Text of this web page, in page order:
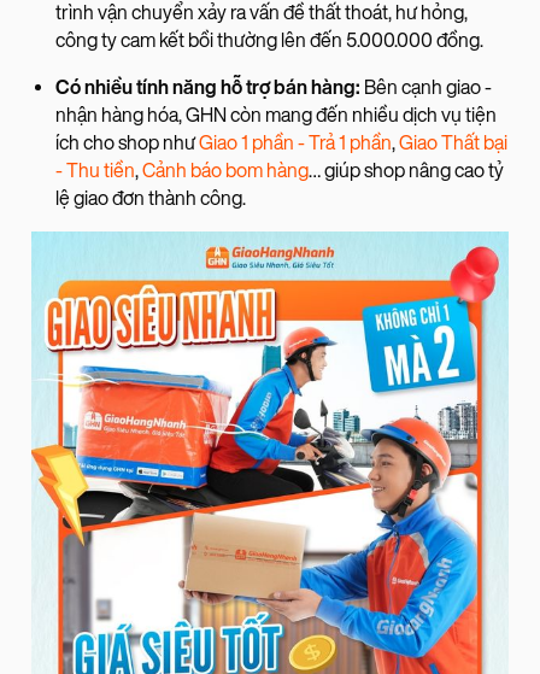
trình vận chuyển xảy ra vấn đề thất thoát, hư hỏng,
công ty cam kết bồi thường lên đến 5.000.000 đồng.
Có nhiều tính năng hỗ trợ bán hàng: Bên cạnh giao -
nhận hàng hóa, GHN còn mang đến nhiều dịch vụ tiện
ích cho shop nhưGiao 1 phần - Trả 1 phần,Giao Thất bại
- Thu tiền,Cảnh báo bom hàng… giúp shop nâng cao tỷ
lệ giao đơn thành công.